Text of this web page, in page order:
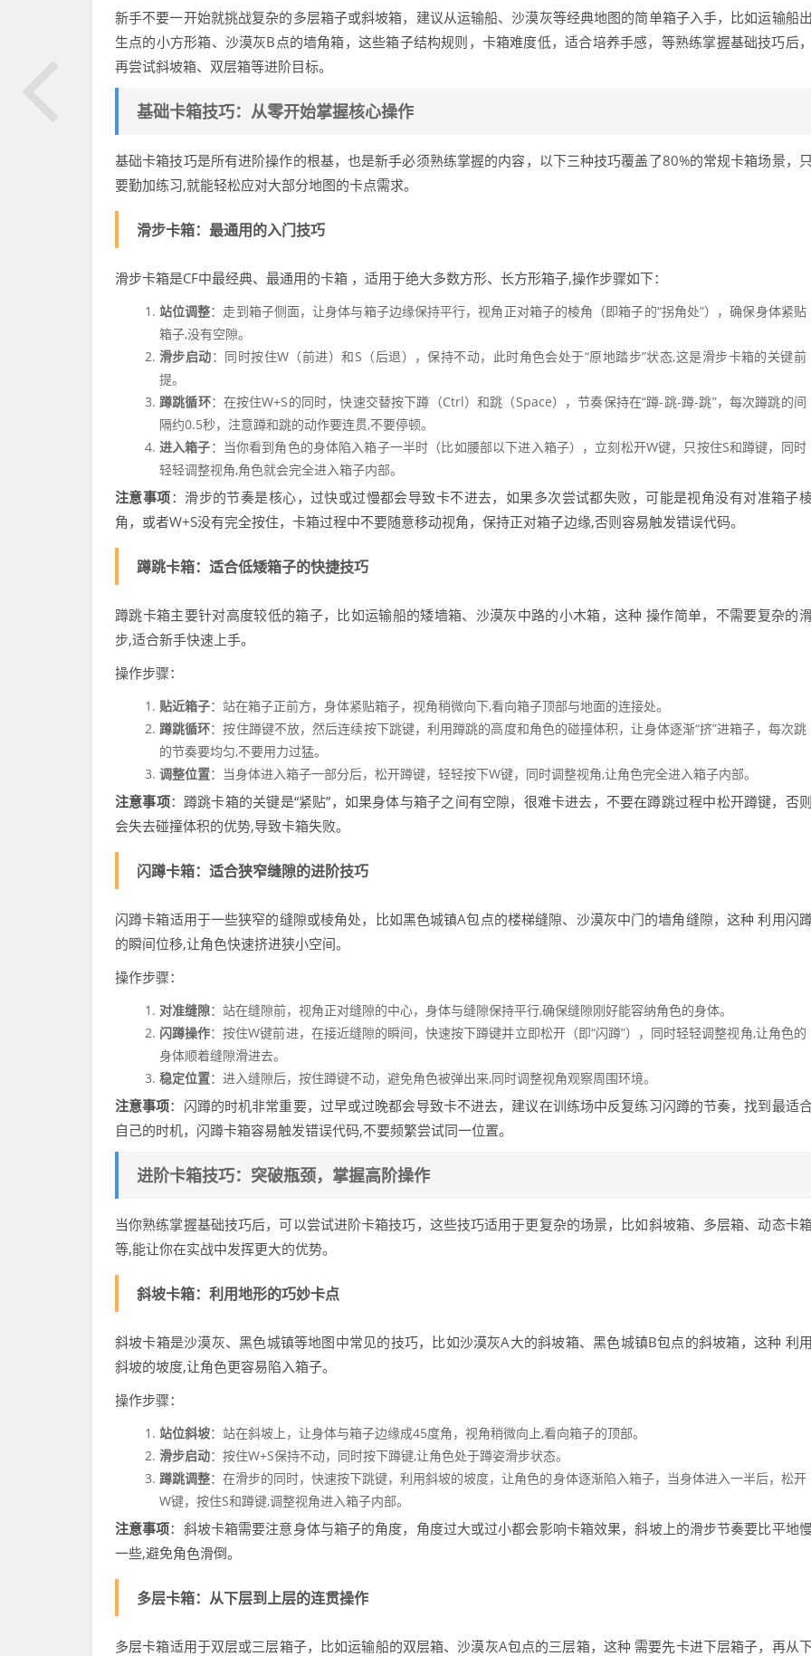
新手不要一开始就挑战复杂的多层箱子或斜坡箱，建议从运输船、沙漠灰等经典地图的简单箱子入手，比如运输船出
生点的小方形箱、沙漠灰B点的墙角箱，这些箱子结构规则，卡箱难度低，适合培养手感，等熟练掌握基础技巧后，
再尝试斜坡箱、双层箱等进阶目标。
基础卡箱技巧：从零开始掌握核心操作
基础卡箱技巧是所有进阶操作的根基，也是新手必须熟练掌握的内容，以下三种技巧覆盖了80%的常规卡箱场景，只
要勤加练习,就能轻松应对大部分地图的卡点需求。
滑步卡箱：最通用的入门技巧
滑步卡箱是CF中最经典、最通用的卡箱 ，适用于绝大多数方形、长方形箱子,操作步骤如下：
站位调整：走到箱子侧面，让身体与箱子边缘保持平行，视角正对箱子的棱角（即箱子的“拐角处”），确保身体紧贴
箱子,没有空隙。
滑步启动：同时按住W（前进）和S（后退），保持不动，此时角色会处于“原地踏步”状态,这是滑步卡箱的关键前
提。
蹲跳循环：在按住W+S的同时，快速交替按下蹲（Ctrl）和跳（Space），节奏保持在“蹲-跳-蹲-跳”，每次蹲跳的间
隔约0.5秒，注意蹲和跳的动作要连贯,不要停顿。
进入箱子：当你看到角色的身体陷入箱子一半时（比如腰部以下进入箱子），立刻松开W键，只按住S和蹲键，同时
轻轻调整视角,角色就会完全进入箱子内部。
注意事项：滑步的节奏是核心，过快或过慢都会导致卡不进去，如果多次尝试都失败，可能是视角没有对准箱子
角，或者W+S没有完全按住，卡箱过程中不要随意移动视角，保持正对箱子边缘,否则容易触发错误代码。
蹲跳卡箱：适合低矮箱子的快捷技巧
蹲跳卡箱主要针对高度较低的箱子，比如运输船的矮墙箱、沙漠灰中路的小木箱，这种 操作简单，不需要复杂的
步,适合新手快速上手。
操作步骤：
贴近箱子：站在箱子正前方，身体紧贴箱子，视角稍微向下,看向箱子顶部与地面的连接处。
蹲跳循环：按住蹲键不放，然后连续按下跳键，利用蹲跳的高度和角色的碰撞体积，让身体逐渐“挤”进箱子，每次跳
的节奏要均匀,不要用力过猛。
调整位置：当身体进入箱子一部分后，松开蹲键，轻轻按下W键，同时调整视角,让角色完全进入箱子内部。
注意事项：蹲跳卡箱的关键是“紧贴”，如果身体与箱子之间有空隙，很难卡进去，不要在蹲跳过程中松开蹲键，否则
会失去碰撞体积的优势,导致卡箱失败。
闪蹲卡箱：适合狭窄缝隙的进阶技巧
闪蹲卡箱适用于一些狭窄的缝隙或棱角处，比如黑色城镇A包点的楼梯缝隙、沙漠灰中门的墙角缝隙，这种 利用闪
的瞬间位移,让角色快速挤进狭小空间。
操作步骤：
对准缝隙：站在缝隙前，视角正对缝隙的中心，身体与缝隙保持平行,确保缝隙刚好能容纳角色的身体。
闪蹲操作：按住W键前进，在接近缝隙的瞬间，快速按下蹲键并立即松开（即“闪蹲”），同时轻轻调整视角,让角色的
身体顺着缝隙滑进去。
稳定位置：进入缝隙后，按住蹲键不动，避免角色被弹出来,同时调整视角观察周围环境。
注意事项：闪蹲的时机非常重要，过早或过晚都会导致卡不进去，建议在训练场中反复练习闪蹲的节奏，找到最适
自己的时机，闪蹲卡箱容易触发错误代码,不要频繁尝试同一位置。
进阶卡箱技巧：突破瓶颈，掌握高阶操作
当你熟练掌握基础技巧后，可以尝试进阶卡箱技巧，这些技巧适用于更复杂的场景，比如斜坡箱、多层箱、动态卡
等,能让你在实战中发挥更大的优势。
斜坡卡箱：利用地形的巧妙卡点
斜坡卡箱是沙漠灰、黑色城镇等地图中常见的技巧，比如沙漠灰A大的斜坡箱、黑色城镇B包点的斜坡箱，这种 利用
斜坡的坡度,让角色更容易陷入箱子。
操作步骤：
站位斜坡：站在斜坡上，让身体与箱子边缘成45度角，视角稍微向上,看向箱子的顶部。
滑步启动：按住W+S保持不动，同时按下蹲键,让角色处于蹲姿滑步状态。
蹲跳调整：在滑步的同时，快速按下跳键，利用斜坡的坡度，让角色的身体逐渐陷入箱子，当身体进入一半后，松开
W键，按住S和蹲键,调整视角进入箱子内部。
注意事项：斜坡卡箱需要注意身体与箱子的角度，角度过大或过小都会影响卡箱效果，斜坡上的滑步节奏要比平地慢
一些,避免角色滑倒。
多层卡箱：从下层到上层的连贯操作
多层卡箱适用于双层或三层箱子，比如运输船的双层箱、沙漠灰A包点的三层箱，这种 需要先卡进下层箱子，再从